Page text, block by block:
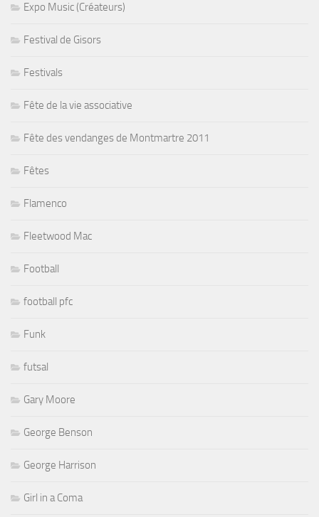
Expo Music (Créateurs)
Festival de Gisors
Festivals
Fête de la vie associative
Fête des vendanges de Montmartre 2011
Fêtes
Flamenco
Fleetwood Mac
Football
football pfc
Funk
futsal
Gary Moore
George Benson
George Harrison
Girl in a Coma